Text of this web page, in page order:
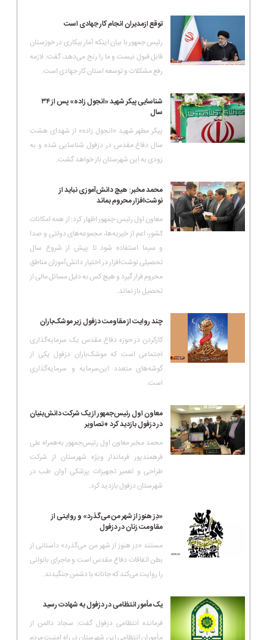
توقع ازمدیران انجام کار جهادی است
رئیس جمهور با بیان اینکه آمار بیکاری در خوزستان
قابل قبول نیست و ما را رنج می‌دهد، گفت: لازمه
رفع مشکلات و توسعه استان کار جهادی است.
شناسایی پیکر شهید «انجول زاده» پس از ۳۴
سال
پیکر مطهر شهید «انجول زاده» از شهدای هشت
سال دفاع مقدس در دزفول شناسایی شده و به
زودی به این شهرستان باز خواهد گشت.
محمد مخبر: هیچ دانش‌آموزی نباید از
نوشت‌افزار محروم بماند
معاون اول رئیس جمهور اظهار کرد: از همه امکانات
کشور، اعم از خیریه‌ها، مجموعه‌های دولتی و صدا
و سیما استفاده شود تا پیش از شروع سال
تحصیلی نوشت‌افزار در اختیار دانش‌آموزان مناطق
محروم قرار گیرد و هیچ کس به دلیل مسائل مالی از
تحصیل باز نماند.
چند روایت از مقاومت دزفول زیر موشک‌باران
کارکردن در حوزه دفاع مقدس یک سرمایه‌گذاری
اجتماعی است که موشک‌باران دزفول یکی از
گوشه‌های متعدد این‌سرمایه و سرمایه‌گذاری
است.
معاون اول رئیس‌جمهور از یک شرکت دانش‌بنیان
در دزفول بازدید کرد +تصاویر
محمد مخبر معاون اول رئیس‌جمهور به‌همراه علی
فرهمندپور فرماندار ویژه شهرستان از شرکت
طراحی و تعمیر تجهیزات پزشکی آوان طب در
شهرستان دزفول بازدید کرد.
«دِز هنوز از شهر من می‌گذرد» و روایتی از
مقاومت زنان در دزفول
مستند «دِز هنوز از شهر من می‌گذرد» داستانی از
بطن اتفاقات دفاع مقدس است و ماجرای بانوانی
را روایت می‌کند که جانانه با دشمن جنگیدند.
یک مأمور انتظامی در دزفول به شهادت رسید
فرمانده انتظامی دزفول گفت: سجاد دالمن از
مأموران انتظامی این شهرستان در راه امنیت مردم